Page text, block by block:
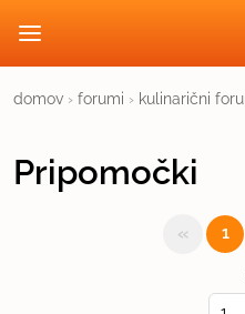
domov › forumi › kulinarični
Pripomočki
« 1